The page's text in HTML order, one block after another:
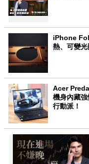
iPhone
熱、可變
Acer
機身內藏
行動派！